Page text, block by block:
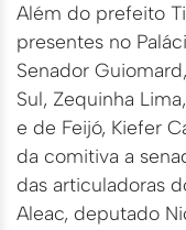
Além do prefeito
presentes no
Senador
Sul, Zequinha
e de Feijó, Kiefer
da comitiva a
das articuladoras
Aleac, deputado